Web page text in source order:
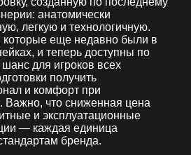
анатомически
легкую и технологичную.
еще недавно были в
и теперь доступны по
для игроков всех
получить
и комфорт при
Важно, что сниженная цена
и эксплуатационные
— каждая единица
бренда.